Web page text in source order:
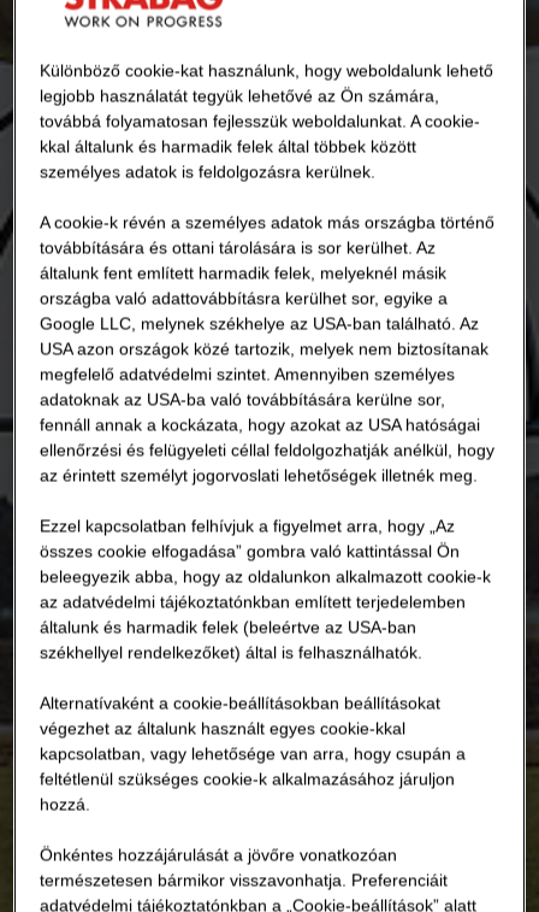
Különböző cookie-kat használunk, hogy weboldalunk lehető
legjobb használatát tegyük lehetővé az Ön számára,
továbbá folyamatosan fejlesszük weboldalunkat. A cookie-
kkal általunk és harmadik felek által többek között
személyes adatok is feldolgozásra kerülnek.
A cookie-k révén a személyes adatok más országba történő
továbbítására és ottani tárolására is sor kerülhet. Az
általunk fent említett harmadik felek, melyeknél másik
országba való adattovábbításra kerülhet sor, egyike a
Google LLC, melynek székhelye az USA-ban található. Az
USA azon országok közé tartozik, melyek nem biztosítanak
megfelelő adatvédelmi szintet. Amennyiben személyes
adatoknak az USA-ba való továbbítására kerülne sor,
fennáll annak a kockázata, hogy azokat az USA hatóságai
ellenőrzési és felügyeleti céllal feldolgozhatják anélkül, hogy
az érintett személyt jogorvoslati lehetőségek illetnék meg.
Ezzel kapcsolatban felhívjuk a figyelmet arra, hogy „Az
összes cookie elfogadása” gombra való kattintással Ön
beleegyezik abba, hogy az oldalunkon alkalmazott cookie-k
az adatvédelmi tájékoztatónkban említett terjedelemben
általunk és harmadik felek (beleértve az USA-ban
székhellyel rendelkezőket) által is felhasználhatók.
Alternatívaként a cookie-beállításokban beállításokat
végezhet az általunk használt egyes cookie-kkal
kapcsolatban, vagy lehetősége van arra, hogy csupán a
feltétlenül szükséges cookie-k alkalmazásához járuljon
hozzá.
Önkéntes hozzájárulását a jövőre vonatkozóan
természetesen bármikor visszavonhatja. Preferenciáit
adatvédelmi tájékoztatónkban a „Cookie-beállítások” alatt